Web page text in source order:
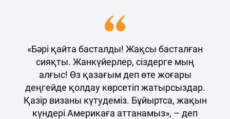
«Бәрі қайта басталды! Жақсы басталған
сияқты. Жанкүйерлер, сіздерге мың
алғыс! Өз қазағым деп өте жоғары
деңгейде қолдау көрсетіп жатырсыздар.
Қазір визаны күтудеміз. Бұйыртса, жақын
күндері Америкаға аттанамыз», – деп